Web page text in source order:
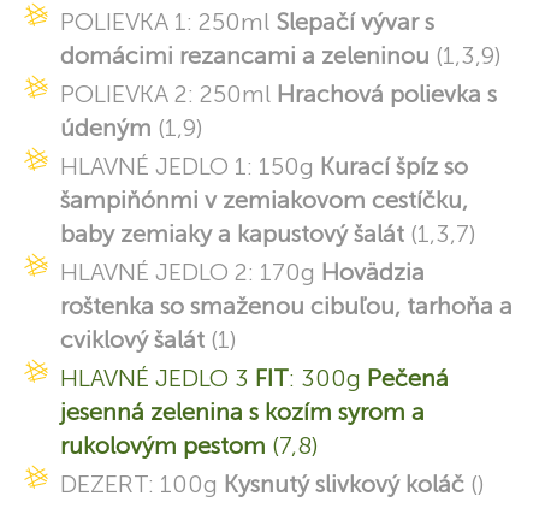
POLIEVKA 1: 250ml Slepačí vývar s
domácimi rezancami a zeleninou (1,3,9)
POLIEVKA 2: 250ml Hrachová polievka s
údeným (1,9)
HLAVNÉ JEDLO 1: 150g Kurací špíz so
šampiňónmi v zemiakovom cestíčku,
baby zemiaky a kapustový šalát (1,3,7)
HLAVNÉ JEDLO 2: 170g Hovädzia
roštenka so smaženou cibuľou, tarhoňa a
cviklový šalát (1)
HLAVNÉ JEDLO 3 FIT: 300g Pečená
jesenná zelenina s kozím syrom a
rukolovým pestom (7,8)
DEZERT: 100g Kysnutý slivkový koláč ()